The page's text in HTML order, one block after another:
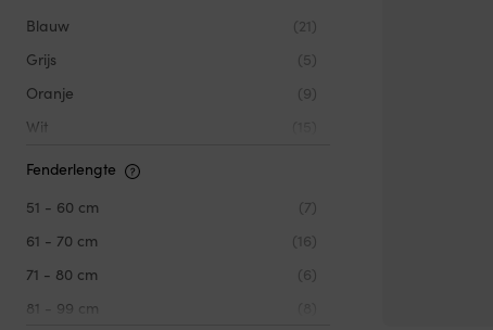
Blauw
(21)
Grijs
(5)
Oranje
(9)
Wit
Zwart
Fenderlengte
51 - 60 cm
(7)
61 - 70 cm
(16)
71 - 80 cm
(6)
81 - 99 cm